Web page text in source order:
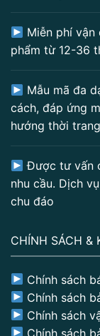
Miễn phí vận
phẩm từ 12-36
Mẫu mã đa
cách, đáp ứng
hướng thời
Được tư vấn
nhu cầu. Dịch
chu đáo
CHÍNH SÁCH &
Chính sách
Chính sách
Chính sách
Chính sách